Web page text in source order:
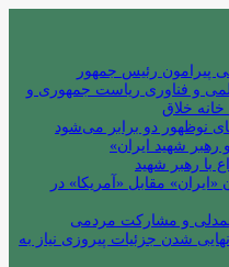
پیرامون رئیس جمهور
و فناوری ریاست جمهوری و
خلاق
نوظهور دو برابر می‌شود
رهبر شهید ایران»
با رهبر شهید
«ایران» مقابل «آمریکا» در
همدلی و مشارکت مردمی
شدن جزئیات پیروزی نیاز به